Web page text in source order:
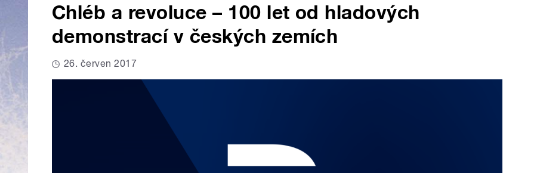
Chléb a revoluce – 100 let od hladových
demonstrací v českých zemích
26. červen 2017